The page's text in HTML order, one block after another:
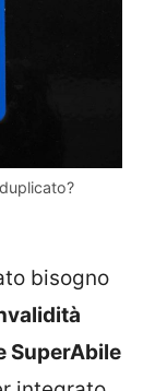
bisogno
SuperAbile